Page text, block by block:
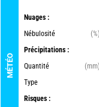
MÉTÉO
Nuages :
Nébulosité
(%)
Précipitations :
Quantité
(mm)
Type
Risques :